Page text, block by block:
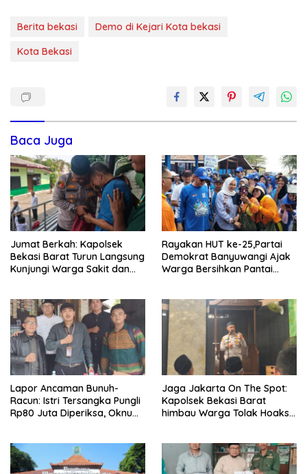
Berita bekasi
Demo di Kejari Kota bekasi
Kota Bekasi
Baca Juga
Jumat Berkah: Kapolsek
Bekasi Barat Turun Langsung
Kunjungi Warga Sakit dan
Rayakan HUT ke-25,Partai
Demokrat Banyuwangi Ajak
Warga Bersihkan Pantai
Lapor Ancaman Bunuh-
Racun: Istri Tersangka Pungli
Rp80 Juta Diperiksa, Oknum
Jaga Jakarta On The Spot:
Kapolsek Bekasi Barat
himbau Warga Tolak Hoaks